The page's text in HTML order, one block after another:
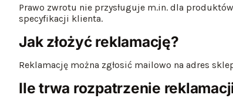
Prawo zwrotu nie przysługuje m.in. dla
specyfikacji klienta.
Jak złożyć reklamację?
Reklamację można zgłosić mailowo na adres
Ile trwa rozpatrzenie